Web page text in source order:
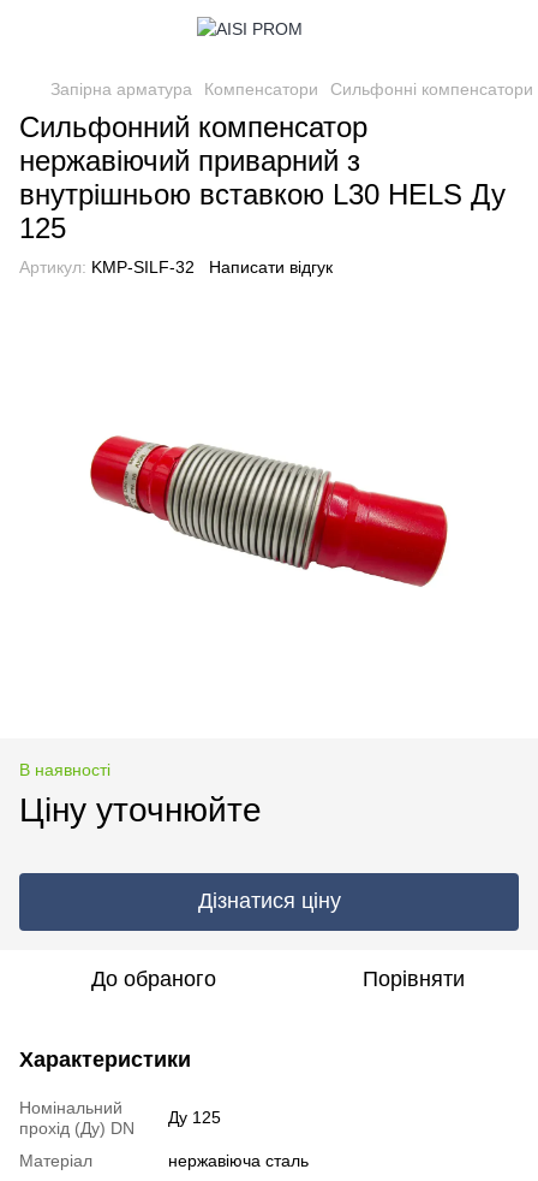
Запірна арматура Компенсатори Сильфонні компенсатори
Сильфонний компенсатор
нержавіючий приварний з
внутрішньою вставкою L30 HELS Ду
125
Артикул: KMP-SILF-32 Написати відгук
В наявності
Ціну уточнюйте
Дізнатися ціну
До обраного Порівняти
Характеристики
Номінальний
прохід (Ду) DN
Ду 125
Матеріал
нержавіюча сталь